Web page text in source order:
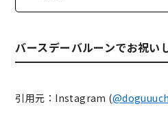
バースデーバルーンでお祝い
引用元：Instagram (@